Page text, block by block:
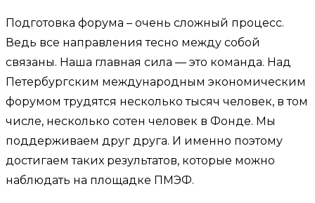
Подготовка форума – очень сложный процесс.
Ведь все направления тесно между собой
связаны. Наша главная сила — это команда. Над
Петербургским международным экономическим
форумом трудятся несколько тысяч человек, в том
числе, несколько сотен человек в Фонде. Мы
поддерживаем друг друга. И именно поэтому
достигаем таких результатов, которые можно
наблюдать на площадке ПМЭФ.